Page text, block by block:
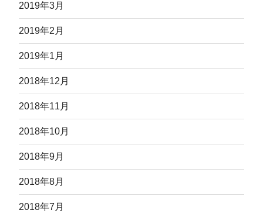
2019年3月
2019年2月
2019年1月
2018年12月
2018年11月
2018年10月
2018年9月
2018年8月
2018年7月